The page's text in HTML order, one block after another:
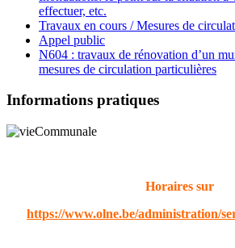
effectuer, etc.
Travaux en cours / Mesures de
Appel public
N604 : travaux de rénovation d’un
mesures de circulation particulières
Informations pratiques
Horaires sur
https://www.olne.be/administration/